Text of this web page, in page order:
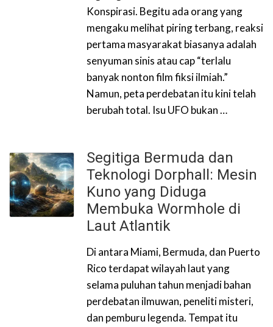
Konspirasi. Begitu ada orang yang
mengaku melihat piring terbang, reaksi
pertama masyarakat biasanya adalah
senyuman sinis atau cap “terlalu
banyak nonton film fiksi ilmiah.”
Namun, peta perdebatan itu kini telah
berubah total. Isu UFO bukan …
Segitiga Bermuda dan
Teknologi Dorphall: Mesin
Kuno yang Diduga
Membuka Wormhole di
Laut Atlantik
Di antara Miami, Bermuda, dan Puerto
Rico terdapat wilayah laut yang
selama puluhan tahun menjadi bahan
perdebatan ilmuwan, peneliti misteri,
dan pemburu legenda. Tempat itu